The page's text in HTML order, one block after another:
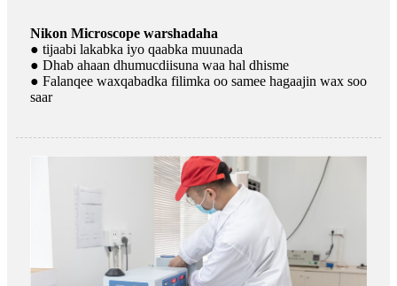
Nikon Microscope warshadaha
● tijaabi lakabka iyo qaabka muunada
● Dhab ahaan dhumucdiisuna waa hal dhisme
● Falanqee waxqabadka filimka oo samee hagaajin wax soo
saar